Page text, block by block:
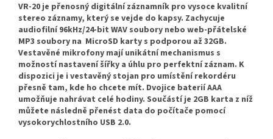
VR-20 je přenosný digitální záznamník pro vysoce kvalitní
stereo záznamy, který se vejde do kapsy. Zachycuje
audiofilní 96kHz/24-bit WAV soubory nebo web-přátelské
MP3 soubory na MicroSD karty s podporou až 32GB.
Vestavěné mikrofony mají unikátní mechanismus s
možností nastavení šířky a úhlu pro perfektní záznam. K
dispozici je i vestavěný stojan pro umístění rekordéru
přesně tam, kde ho chcete mít. Dvojice baterií AAA
umožňuje nahrávat celé hodiny. Součástí je 2GB karta z níž
můžete následně přenést data do počítače pomocí
vysokorychlostního USB 2.0.